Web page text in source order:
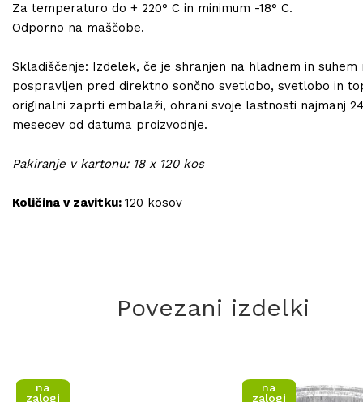
Za temperaturo do + 220° C in minimum -18° C.
Odporno na maščobe.
Skladiščenje: Izdelek, če je shranjen na hladnem in suhem
pospravljen pred direktno sončno svetlobo, svetlobo in
originalni zaprti embalaži, ohrani svoje lastnosti najmanj
mesecev od datuma proizvodnje.
Pakiranje v kartonu: 18 x 120 kos
Količina v zavitku: 120 kosov
Povezani izdelki
na
zalogi
na
zalogi